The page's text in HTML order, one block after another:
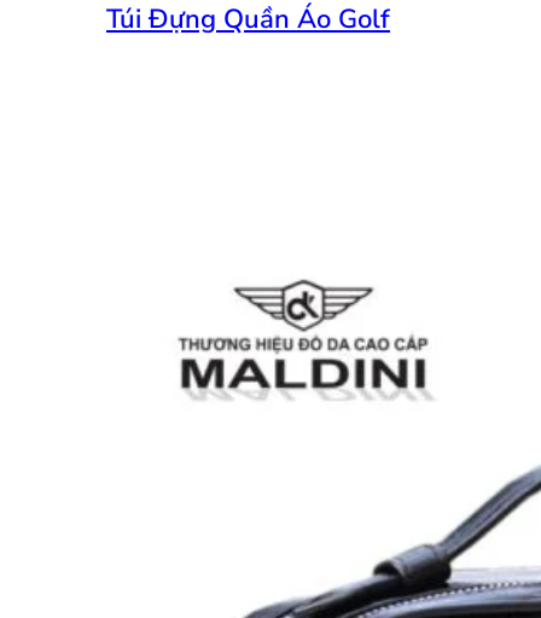
Túi Đựng Quần Áo Golf